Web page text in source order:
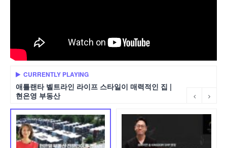
CURRENTLY PLAYING
애틀랜타 벨트라인 라이프 스타일이 매력적인 집 |
현은영 부동산